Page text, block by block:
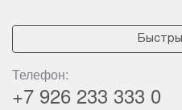
Телефон:
+7 926 233 333 0